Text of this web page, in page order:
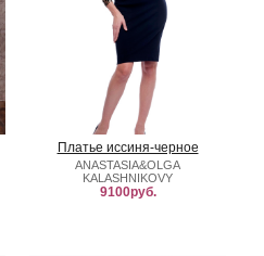
Платье иссиня-черное
ANASTASIA&OLGA
KALASHNIKOVY
9100руб.